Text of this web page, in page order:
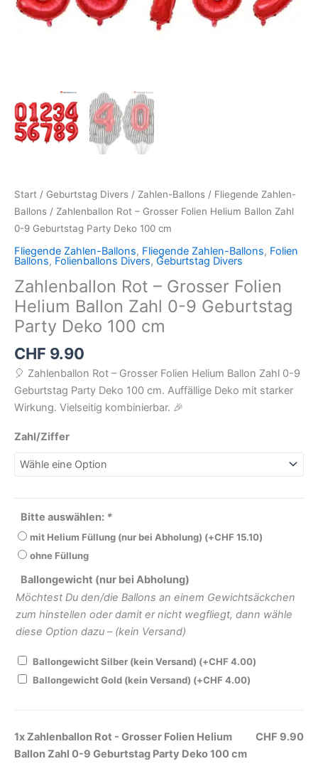
Start / Geburtstag Divers / Zahlen-Ballons / Fliegende Zahlen-
Ballons / Zahlenballon Rot – Grosser Folien Helium Ballon Zahl
0-9 Geburtstag Party Deko 100 cm
Fliegende Zahlen-Ballons, Fliegende Zahlen-Ballons, Folien
Ballons, Folienballons Divers, Geburtstag Divers
Zahlenballon Rot – Grosser Folien
Helium Ballon Zahl 0-9 Geburtstag
Party Deko 100 cm
CHF 9.90
🎈 Zahlenballon Rot – Grosser Folien Helium Ballon Zahl 0-9
Geburtstag Party Deko 100 cm. Auffällige Deko mit starker
Wirkung. Vielseitig kombinierbar. 🎉
Zahl/Ziffer
Bitte auswählen: *
mit Helium Füllung (nur bei Abholung) (+CHF 15.10)
ohne Füllung
Ballongewicht (nur bei Abholung)
Möchtest Du den/die Ballons an einem Gewichtsäckchen
zum hinstellen oder damit er nicht wegfliegt, dann wähle
diese Option dazu – (kein Versand)
Ballongewicht Silber (kein Versand) (+CHF 4.00)
Ballongewicht Gold (kein Versand) (+CHF 4.00)
1xZahlenballon Rot - Grosser Folien Helium
Ballon Zahl 0-9 Geburtstag Party Deko 100 cm
CHF 9.90
100